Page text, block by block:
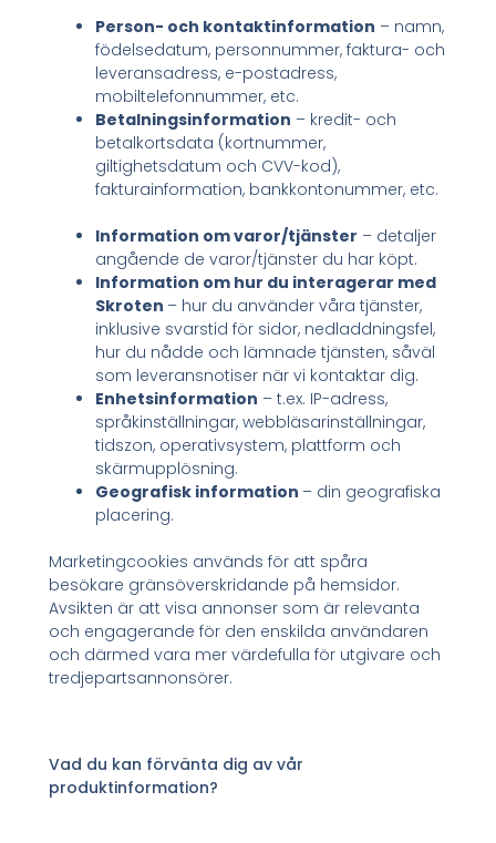
Person- och kontaktinformation – namn,
födelsedatum, personnummer, faktura- och
leveransadress, e-postadress,
mobiltelefonnummer, etc.
Betalningsinformation – kredit- och
betalkortsdata (kortnummer,
giltighetsdatum och CVV-kod),
fakturainformation, bankkontonummer, etc.
Information om varor/tjänster – detaljer
angående de varor/tjänster du har köpt.
Information om hur du interagerar med
Skroten – hur du använder våra tjänster,
inklusive svarstid för sidor, nedladdningsfel,
hur du nådde och lämnade tjänsten, såväl
som leveransnotiser när vi kontaktar dig.
Enhetsinformation – t.ex. IP-adress,
språkinställningar, webbläsarinställningar,
tidszon, operativsystem, plattform och
skärmupplösning.
Geografisk information – din geografiska
placering.
Marketingcookies används för att spåra
besökare gränsöverskridande på hemsidor.
Avsikten är att visa annonser som är relevanta
och engagerande för den enskilda användaren
och därmed vara mer värdefulla för utgivare och
tredjepartsannonsörer.
Vad du kan förvänta dig av vår
produktinformation?